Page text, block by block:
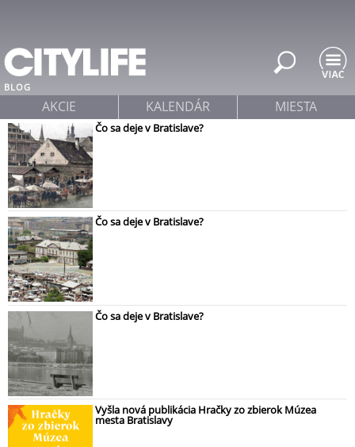
BLOG
Čo sa deje v Bratislave?
Čo sa deje v Bratislave?
Čo sa deje v Bratislave?
Vyšla nová publikácia Hračky zo zbierok Múzea
mesta Bratislavy
AKCIE KALENDÁR MIESTA